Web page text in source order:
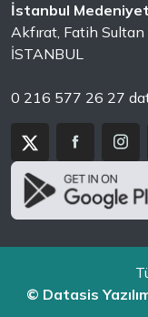
İstanbul
Akfırat, Fatih
İSTANBUL
0 216 577 26 27
© Datasis